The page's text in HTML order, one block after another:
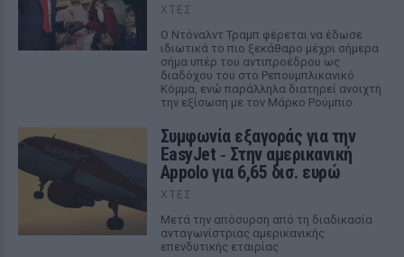
ΧΤΕΣ
Ο Ντόναλντ Τραμπ φέρεται να έδωσε
ιδιωτικά το πιο ξεκάθαρο μέχρι σήμερα
σήμα υπέρ του αντιπροέδρου ως
διαδόχου του στο Ρεπουμπλικανικό
Κόμμα, ενώ παράλληλα διατηρεί ανοιχτή
την εξίσωση με τον Μάρκο Ρούμπιο.
Συμφωνία εξαγοράς για την
EasyJet ‑ Στην αμερικανική
Appolo για 6,65 δισ. ευρώ
ΧΤΕΣ
Μετά την απόσυρση από τη διαδικασία
ανταγωνίστριας αμερικανικής
επενδυτικής εταιρίας